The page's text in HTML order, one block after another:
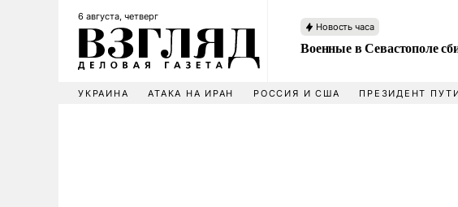
6 августа, четверг
Новость часа
Военные в Севастополе
УКРАИНА АТАКА НА ИРАН РОССИЯ И США ПРЕЗИДЕНТ